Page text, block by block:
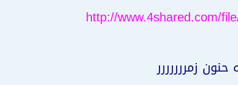
http://www.4shared.com/
زمررررررر